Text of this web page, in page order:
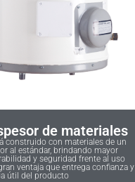
de materiales
construido con materiales de un
al estándar, brindando mayor
y seguridad frente al uso
ventaja que entrega confianza y
útil del producto